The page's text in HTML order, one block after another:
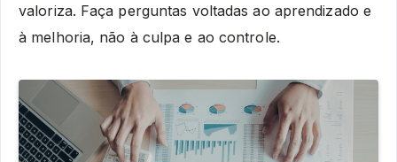
valoriza. Faça perguntas voltadas ao aprendizado e
à melhoria, não à culpa e ao controle.